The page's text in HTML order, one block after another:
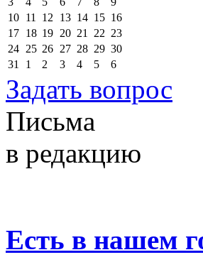
10 11 12 13 14 15 16
17 18 19 20 21 22 23
24 25 26 27 28 29 30
31
1 2 3 4 5 6
Задать вопрос
Письма
в редакцию
Есть в нашем